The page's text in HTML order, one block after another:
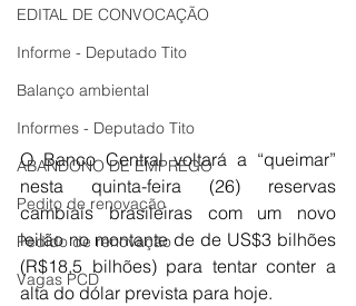
EDITAL DE CONVOCAÇÃO
Informe - Deputado Tito
Balanço ambiental
Informes - Deputado Tito
ABANDONO DE EMPREGO
Pedito de renovação
Pedido de renovação
Vagas PCD
O Banco Central voltará a “queimar”
nesta quinta-feira (26) reservas
cambiais brasileiras com um novo
leilão no montante de de US$3 bilhões
(R$18,5 bilhões) para tentar conter a
alta do dólar prevista para hoje.